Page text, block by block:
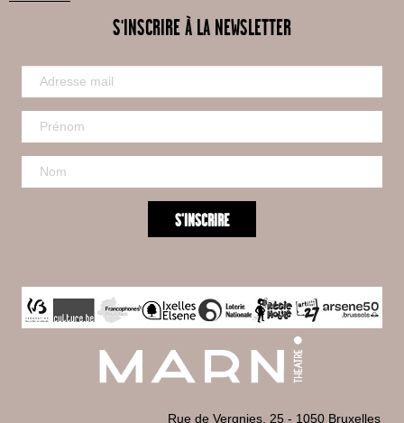
S'INSCRIRE À LA NEWSLETTER
Rue de Vergnies, 25 - 1050 Bruxelles